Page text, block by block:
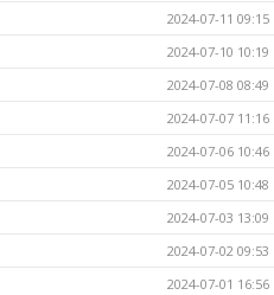
2024-07-11 09:15
2024-07-10 10:19
2024-07-08 08:49
2024-07-07 11:16
2024-07-06 10:46
2024-07-05 10:48
2024-07-03 13:09
2024-07-02 09:53
2024-07-01 16:56